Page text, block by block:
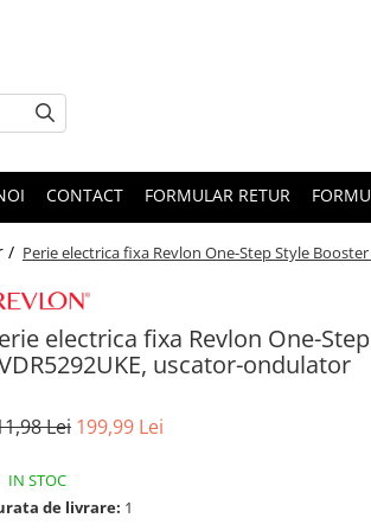
CONTACT FORMULAR RETUR
/ Perie electrica fixa Revlon One-Step Style
electrica fixa Revlon One-
uscator-ondulator
Lei 199,99 Lei
IN STOC
de livrare: 1